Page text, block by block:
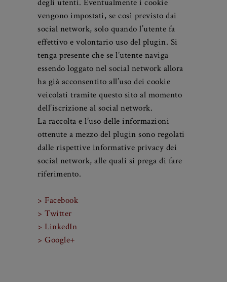
non impostare alcun cookie all’accesso
della pagina, per salvaguardare la privacy
degli utenti. Eventualmente i cookie
vengono impostati, se così previsto dai
social network, solo quando l’utente fa
effettivo e volontario uso del plugin. Si
tenga presente che se l’utente naviga
essendo loggato nel social network allora
dell’iscrizione al social network.
La raccolta e l’uso delle informazioni
ottenute a mezzo del plugin sono regolati
> Twitter